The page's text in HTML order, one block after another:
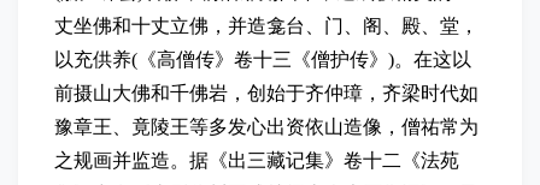
丈坐佛和十丈立佛，并造龛台、门、阁、殿、堂，
以充供养(《高僧传》卷十三《僧护传》)。在这以
前摄山大佛和千佛岩，创始于齐仲璋，齐梁时代如
豫章王、竟陵王等多发心出资依山造像，僧祐常为
之规画并监造。据《出三藏记集》卷十二《法苑